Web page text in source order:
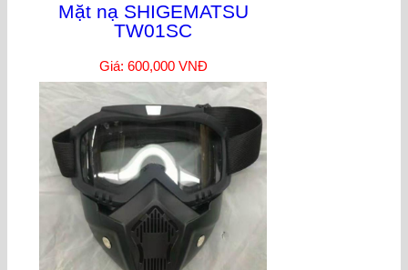
Mặt nạ SHIGEMATSU
TW01SC
Giá: 600,000 VNĐ